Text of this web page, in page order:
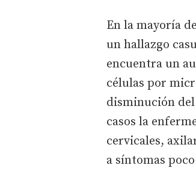
En la mayoría
un hallazgo
encuentra un
células por
disminución
casos la
cervicales,
a síntomas